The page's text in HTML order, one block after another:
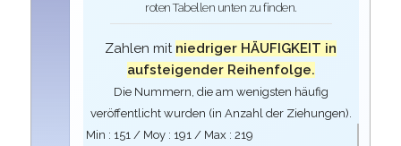
roten Tabellen unten zu finden.
Zahlen mit niedriger HÄUFIGKEIT in
aufsteigender Reihenfolge.
Die Nummern, die am wenigsten häufig
veröffentlicht wurden (in Anzahl der Ziehungen).
Min : 151/ Moy : 191/ Max : 219